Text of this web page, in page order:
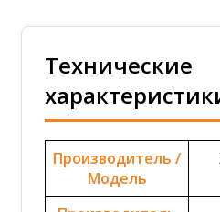
Технические
Производитель /
Модель